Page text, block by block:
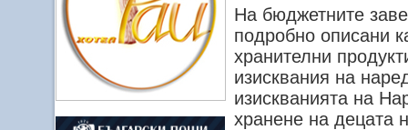
На бюджетните
подробно описани
хранителни
изисквания на
изискванията на
хранене на децата